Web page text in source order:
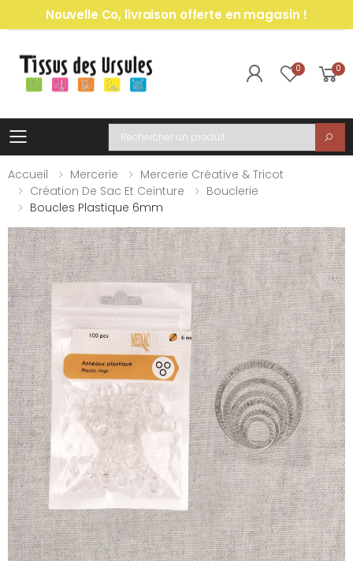
Nouvelle Co, livraison offerte en magasin !
0 0
Toggle mobile menu
Recherche
Accueil
Mercerie
Mercerie Créative & Tricot
Création De Sac Et Ceinture
Bouclerie
Boucles Plastique 6mm